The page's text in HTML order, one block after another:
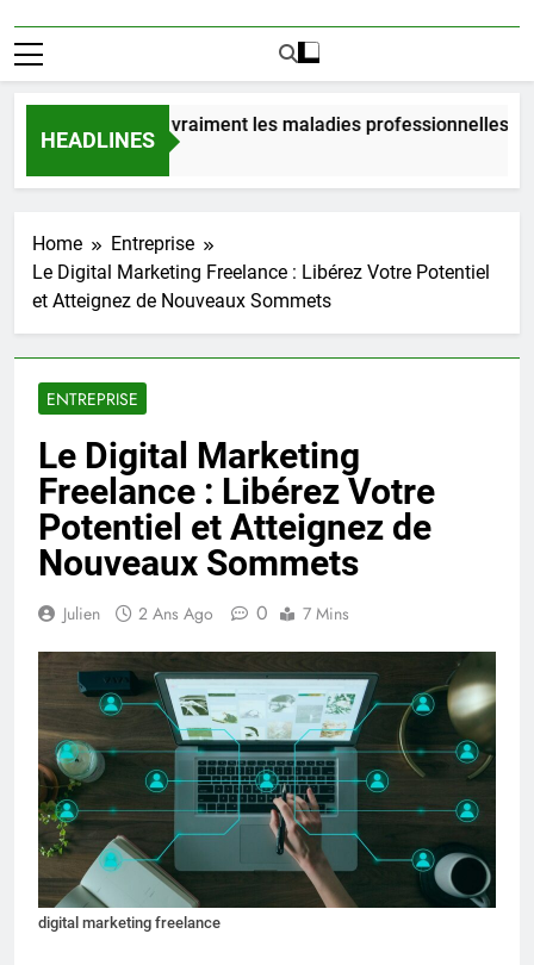
HEADLINES
coûtent vraiment les maladies professionnelles pour un
Ago
Home
Entreprise
Le Digital Marketing Freelance : Libérez Votre Potentiel
et Atteignez de Nouveaux Sommets
ENTREPRISE
Le Digital Marketing
Freelance : Libérez Votre
Potentiel et Atteignez de
Nouveaux Sommets
Julien 2 Ans Ago 0 7 Mins
digital marketing freelance